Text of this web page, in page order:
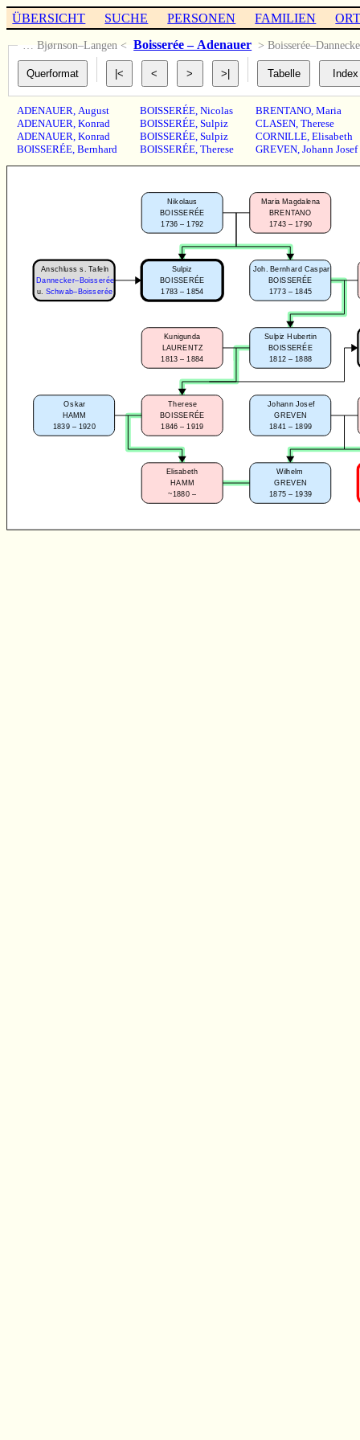
ÜBERSICHT SUCHE PERSONEN FAMILIEN
… Bjørnson–Langen < Boisserée – Adenauer >
ADENAUER,August
ADENAUER,Konrad
ADENAUER,Konrad
BOISSERÉE,Bernhard
BOISSERÉE, Nicolas
BOISSERÉE, Sulpiz
BOISSERÉE, Sulpiz
BOISSERÉE, Therese
BRENTANO, Maria
CLASEN, Therese
CORNILLE, Elisabeth
GREVEN, Johann Josef
Sulpiz
BOISSERÉE
1783 – 1854
Anschluss s. Tafeln
Dannecker–Boisserée
u. Schwab–Boisserée
Nikolaus
BOISSERÉE
1736 – 1792
Maria Magdalena
BRENTANO
1743 – 1790
Joh. Bernhard Caspar
BOISSERÉE
1773 – 1845
Sulpiz Hubertin
BOISSERÉE
1812 – 1888
Kunigunda
LAURENTZ
1813 – 1884
Oskar
HAMM
1839 – 1920
Therese
BOISSERÉE
1846 – 1919
Wilhelm
GREVEN
1875 – 1939
Elisabeth
HAMM
~1880 –
Johann Josef
GREVEN
1841 – 1899